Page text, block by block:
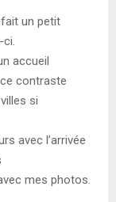
un petit
accueil
contraste
si
avec l’arrivée
mes photos.